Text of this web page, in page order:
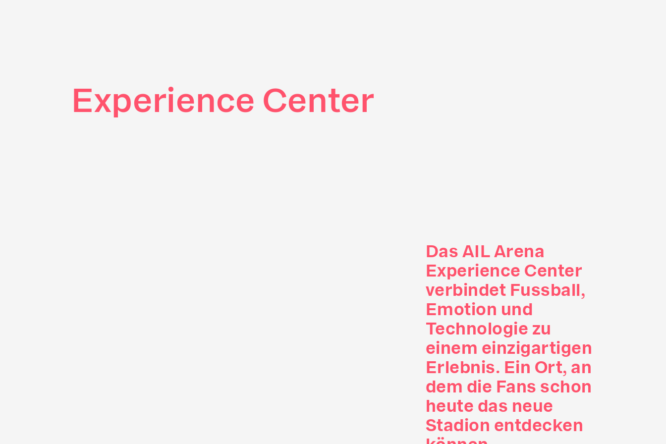
Experience Center
Das AIL Arena
Experience Center
verbindet Fussball,
Emotion und
Technologie zu
einem einzigartigen
Erlebnis. Ein Ort, an
dem die Fans schon
heute das neue
Stadion entdecken